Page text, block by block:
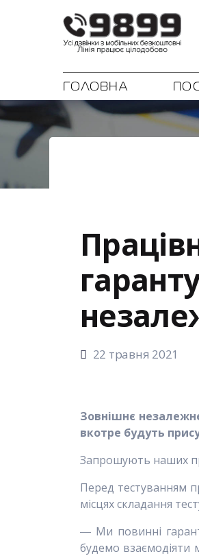
ГОЛОВНА
22 травня 2021
Зовнішнє
вкотре будуть
Запрошують наших
Перед тестуванням
місцях складання
― Ми повинні
будемо взаємодіяти